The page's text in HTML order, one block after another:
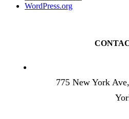
WordPress.org
775 New York